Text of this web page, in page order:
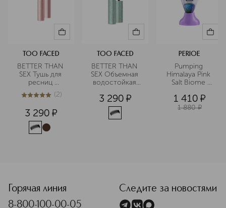
TOO FACED
BETTER THAN
SEX Тушь для
ресниц
объемная
5из 52 (2)
3 290 ¤
TOO FACED
BETTER THAN
SEX Объемная
водостойкая
ресниц
3 290 ¤
PERIOE
Pumping
Himalaya Pink
Salt Biome
розвой
гималайской
1 410 ¤
1 880 ¤
Горячая линия
8-800-100-00-05
Следите за новостями